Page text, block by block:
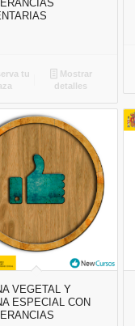
tu
Mostrar
detalles
VEGETAL Y
ESPECIAL CON